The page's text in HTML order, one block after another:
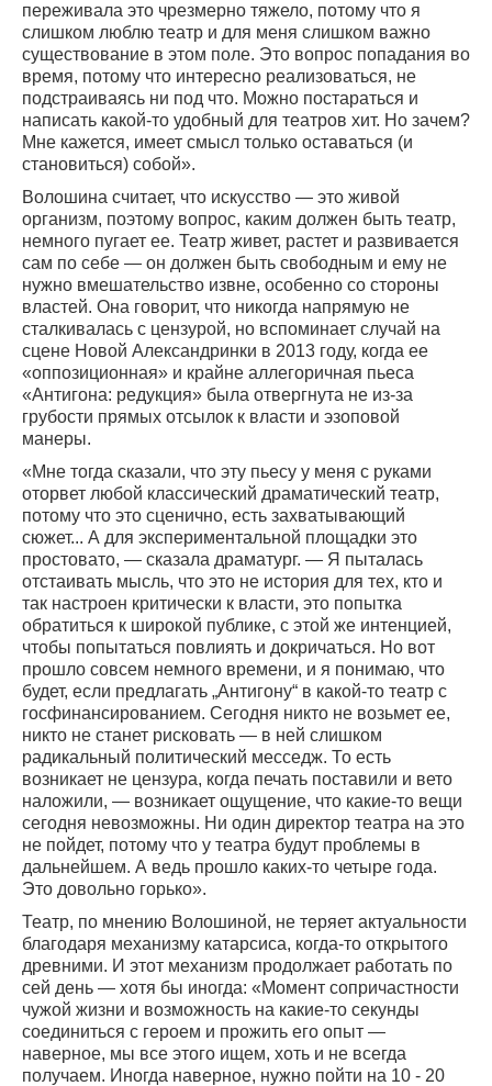
переживала это чрезмерно тяжело, потому что я
слишком люблю театр и для меня слишком важно
существование в этом поле. Это вопрос попадания во
время, потому что интересно реализоваться, не
подстраиваясь ни под что. Можно постараться и
написать какой-то удобный для театров хит. Но зачем?
Мне кажется, имеет смысл только оставаться (и
становиться) собой».
Волошина считает, что искусство — это живой
организм, поэтому вопрос, каким должен быть театр,
немного пугает ее. Театр живет, растет и развивается
сам по себе — он должен быть свободным и ему не
нужно вмешательство извне, особенно со стороны
властей. Она говорит, что никогда напрямую не
сталкивалась с цензурой, но вспоминает случай на
сцене Новой Александринки в 2013 году, когда ее
«оппозиционная» и крайне аллегоричная пьеса
«Антигона: редукция» была отвергнута не из-за
грубости прямых отсылок к власти и эзоповой
манеры.
«Мне тогда сказали, что эту пьесу у меня с руками
оторвет любой классический драматический театр,
потому что это сценично, есть захватывающий
сюжет... А для экспериментальной площадки это
простовато, — сказала драматург. — Я пыталась
отстаивать мысль, что это не история для тех, кто и
так настроен критически к власти, это попытка
обратиться к широкой публике, с этой же интенцией,
чтобы попытаться повлиять и докричаться. Но вот
прошло совсем немного времени, и я понимаю, что
будет, если предлагать „Антигону“ в какой-то театр с
госфинансированием. Сегодня никто не возьмет ее,
никто не станет рисковать — в ней слишком
радикальный политический месседж. То есть
возникает не цензура, когда печать поставили и вето
наложили, — возникает ощущение, что какие-то вещи
сегодня невозможны. Ни один директор театра на это
не пойдет, потому что у театра будут проблемы в
дальнейшем. А ведь прошло каких-то четыре года.
Это довольно горько».
Театр, по мнению Волошиной, не теряет актуальности
благодаря механизму катарсиса, когда-то открытого
древними. И этот механизм продолжает работать по
сей день — хотя бы иногда: «Момент сопричастности
чужой жизни и возможность на какие-то секунды
соединиться с героем и прожить его опыт —
наверное, мы все этого ищем, хоть и не всегда
получаем. Иногда наверное, нужно пойти на 10 - 20